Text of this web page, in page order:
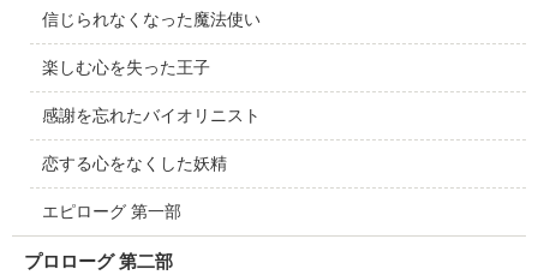
信じられなくなった魔法使い
楽しむ心を失った王子
感謝を忘れたバイオリニスト
恋する心をなくした妖精
エピローグ 第一部
プロローグ 第二部